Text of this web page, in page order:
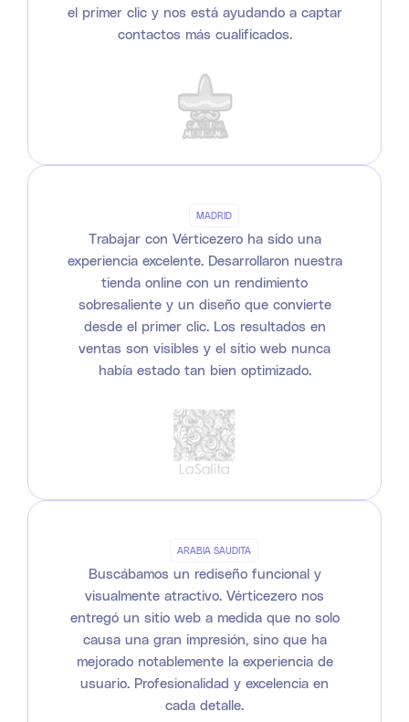
el primer clic y nos está ayudando a captar
contactos más cualificados.
MADRID
Trabajar con Vérticezero ha sido una
experiencia excelente. Desarrollaron nuestra
tienda online con un rendimiento
sobresaliente y un diseño que convierte
desde el primer clic. Los resultados en
ventas son visibles y el sitio web nunca
había estado tan bien optimizado.
ARABIA SAUDITA
Buscábamos un rediseño funcional y
visualmente atractivo. Vérticezero nos
entregó un sitio web a medida que no solo
causa una gran impresión, sino que ha
mejorado notablemente la experiencia de
usuario. Profesionalidad y excelencia en
cada detalle.